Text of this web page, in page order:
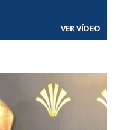
VER VÍDEO